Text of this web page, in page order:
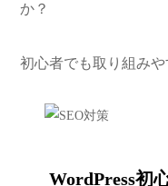
か？
初心者でも取り組みや
WordPress初